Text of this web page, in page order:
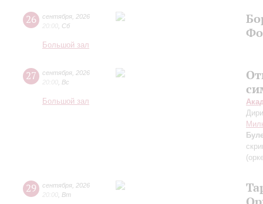
26 сентября 2026
20:00 Сб
Большой зал
27 сентября 2026
20:00 Вс
Большой зал
29 сентября 2026
20:00 Вт